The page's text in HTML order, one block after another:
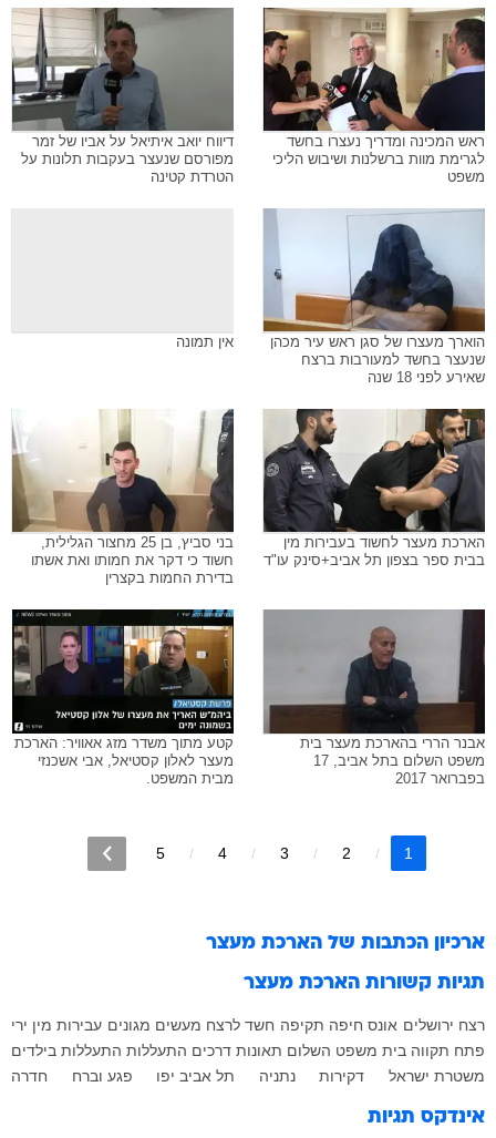
ראש המכינה ומדריך נעצרו בחשד
לגרימת מוות ברשלנות ושיבוש הליכי
משפט
דיווח יואב איתיאל על אביו של זמר
מפורסם שנעצר בעקבות תלונות על
הטרדת קטינה
הוארך מעצרו של סגן ראש עיר מכהן
שנעצר בחשד למעורבות ברצח
שאירע לפני 18 שנה
אין תמונה
הארכת מעצר לחשוד בעבירות מין
בבית ספר בצפון תל אביב+סינק עו"ד
בני סביץ, בן 25 מחצור הגלילית,
חשוד כי דקר את חמותו ואת אשתו
בדירת החמות בקצרין
אבנר הררי בהארכת מעצר בית
משפט השלום בתל אביב, 17
בפברואר 2017
קטע מתוך משדר מזג אאוויר: הארכת
מעצר לאלון קסטיאל, אבי אשכנזי
מבית המשפט.
1
2
3
4
5
ארכיון הכתבות של הארכת מעצר
תגיות קשורות הארכת מעצר
רצח ירושלים אונס חיפה תקיפה חשד לרצח מעשים מגונים עבירות מין ירי
פתח תקווה בית משפט השלום תאונות דרכים התעללות התעללות בילדים
משטרת ישראל
דקירות נתניה תל אביב יפו פגע וברח חדרה
אינדקס תגיות